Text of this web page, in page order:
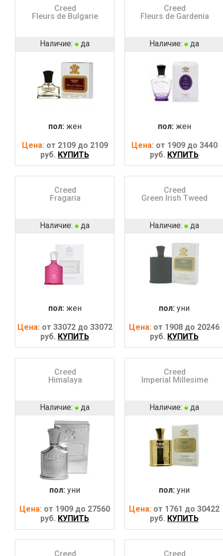
Creed
Fleurs de Bulgarie
Наличие: да
пол: жен
Цена: от 2109 до 2109
руб. КУПИТЬ
Creed
Fleurs de Gardenia
Наличие: да
пол: жен
Цена: от 1909 до 3440
руб. КУПИТЬ
Creed
Fragaria
Наличие: да
пол: жен
Цена: от 33072 до 33072
руб. КУПИТЬ
Creed
Green Irish Tweed
Наличие: да
пол: уни
Цена: от 1908 до 20246
руб. КУПИТЬ
Creed
Himalaya
Наличие: да
пол: уни
Цена: от 1909 до 27560
руб. КУПИТЬ
Creed
Imperial Millesime
Наличие: да
пол: уни
Цена: от 1761 до 30422
руб. КУПИТЬ
Creed Creed